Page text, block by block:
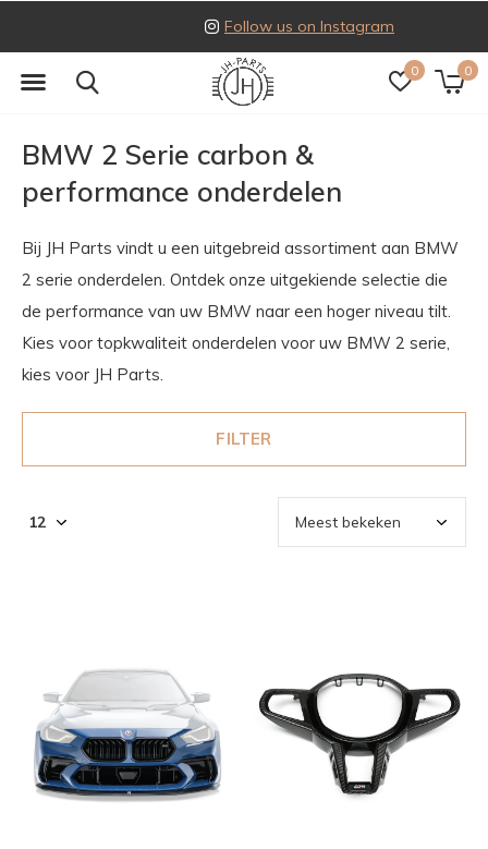
0 0
Follow us on Instagram
BMW 2 Serie carbon &
performance onderdelen
Bij JH Parts vindt u een uitgebreid assortiment aan BMW
2 serie onderdelen. Ontdek onze uitgekiende selectie die
de performance van uw BMW naar een hoger niveau tilt.
Kies voor topkwaliteit onderdelen voor uw BMW 2 serie,
kies voor JH Parts.
FILTER